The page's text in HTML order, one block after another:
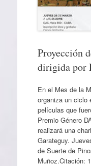
Proyección
dirigida por
En el Mes de la
organiza un ciclo
películas que
Premio Género
realizará una
Garateguy.
de Suerte de
Muñoz.Citación: